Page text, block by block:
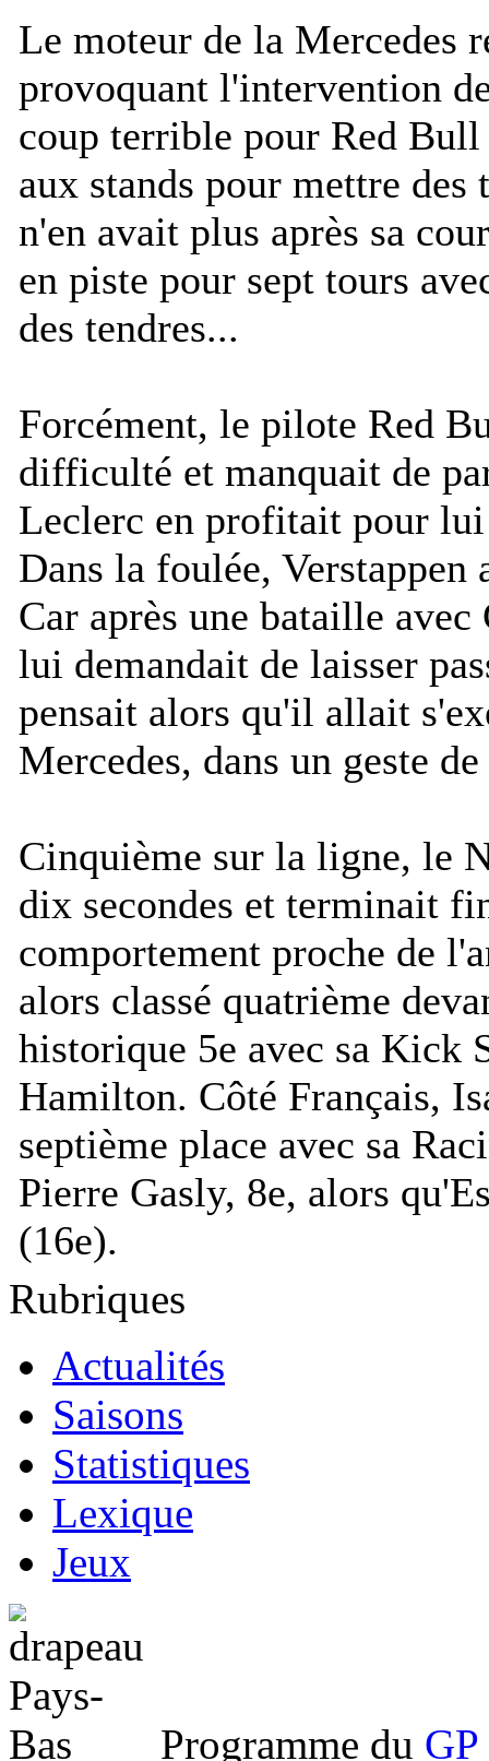
Le moteur de la Mercedes
provoquant l'intervention
coup terrible pour Red
aux stands pour mettre des
n'en avait plus après sa
en piste pour sept tours
des tendres...
Forcément, le pilote Red
difficulté et manquait de
Leclerc en profitait pour
Dans la foulée,
Car après une bataille
lui demandait de laisser
pensait alors qu'il allait
Mercedes, dans un geste
Cinquième sur la ligne, le
dix secondes et terminait
comportement proche de
alors classé quatrième
historique 5e avec sa Kick
Hamilton. Côté Français,
septième place avec sa
Pierre Gasly, 8e, alors
(16e).
Rubriques
Actualités
Saisons
Statistiques
Lexique
Jeux
Programme du